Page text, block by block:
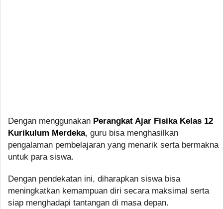
Dengan menggunakan Perangkat Ajar Fisika Kelas 12
Kurikulum Merdeka, guru bisa menghasilkan
pengalaman pembelajaran yang menarik serta bermakna
untuk para siswa.
Dengan pendekatan ini, diharapkan siswa bisa
meningkatkan kemampuan diri secara maksimal serta
siap menghadapi tantangan di masa depan.